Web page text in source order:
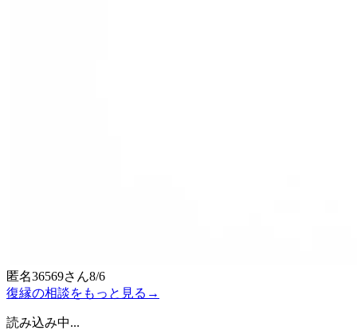
匿名36569さん8/6
復縁の相談をもっと見る →
読み込み中...